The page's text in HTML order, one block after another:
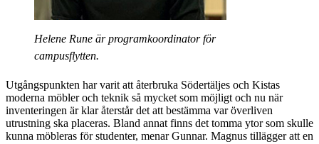
Helene Rune är programkoordinator för
campusflytten.
Utgångspunkten har varit att återbruka Södertäljes och Kistas
moderna möbler och teknik så mycket som möjligt och nu när
inventeringen är klar återstår det att bestämma var överliven
utrustning ska placeras. Bland annat finns det tomma ytor som skulle
kunna möbleras för studenter, menar Gunnar. Magnus tillägger att en